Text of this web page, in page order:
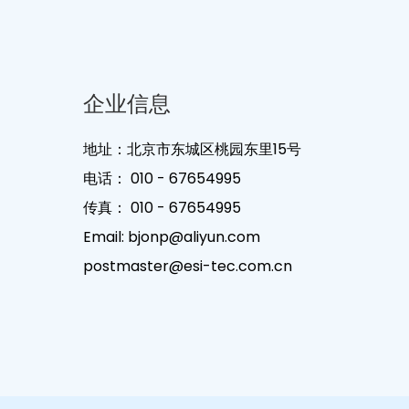
企业信息
地址：北京市东城区桃园东里15号
电话： 010 - 67654995
传真： 010 - 67654995
Email: bjonp@aliyun.com
postmaster@esi-tec.com.cn